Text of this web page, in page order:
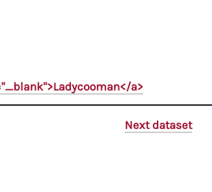
a>
Next dataset